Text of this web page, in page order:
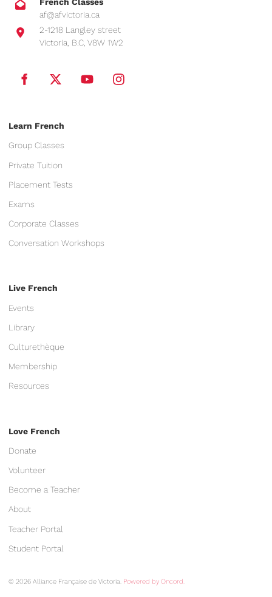
af@afvictoria.ca
2-1218 Langley street
Victoria, B.C, V8W 1W2
Learn French
Group Classes
Private Tuition
Placement Tests
Exams
Corporate Classes
Conversation Workshops
Live French
Events
Library
Culturethèque
Membership
Resources
Love French
Donate
Volunteer
Become a Teacher
About
Teacher Portal
Student Portal
© 2026 Alliance Française de Victoria. Powered by Oncord.